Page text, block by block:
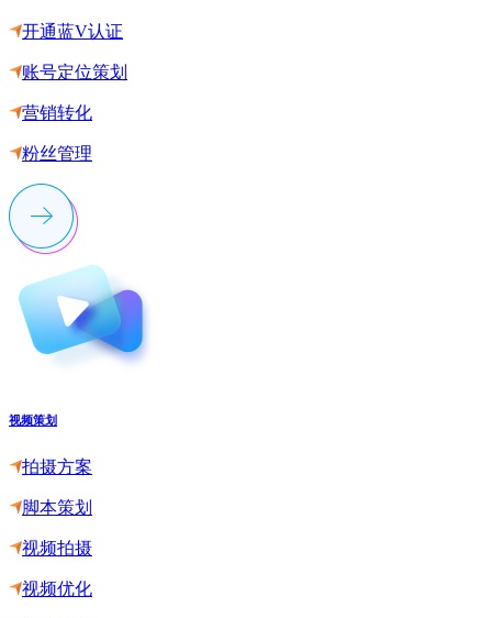
开通蓝V认证
账号定位策划
营销转化
粉丝管理
视频策划
拍摄方案
脚本策划
视频拍摄
视频优化